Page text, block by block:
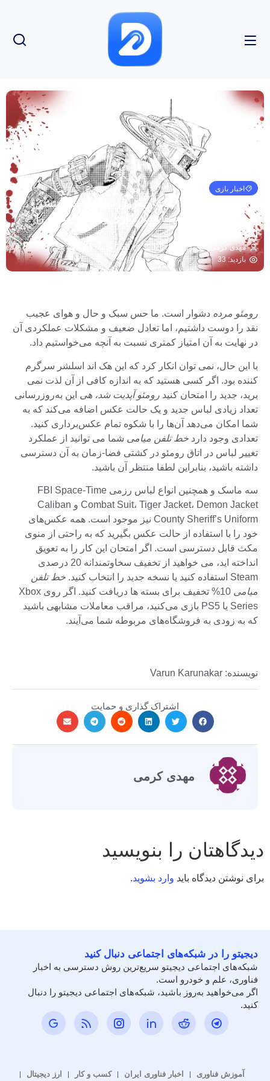
اخبار بازی
«رومئو مرد مرده است» به‌روزرسانی جدید منتشر
می‌کند، گزینه‌های سفارشی‌سازی و حالت عکس را
اضافه می‌کند
مهدی کرمی ژوئن 26, 2026 5:55 ق.ظ
بدون نظر
بازدید: 33
رومئو مرده دشوار است. ما حس سبک و حال و هوای عجیب
نقد را دوست داشتیم، اما تعادل ضعیف و مشکلات عملکردی آن
در نهایت به آن امتیاز کمتری نسبت به آنچه می‌خواستیم داد.
با این حال، نمی توان انکار کرد که این هک اند اسلشر سرگرم
کننده بود. اگر کسی هستید که به اندازه کافی از آن لذت نمی
برید، جدید را امتحان کنید رومئو آپدیت شد، هی این به‌روزرسانی
تعداد زیادی لباس جدید و یک حالت عکس اضافه می‌کند که به
شما امکان می‌دهد آن‌ها را با شکوه تمام عکس‌برداری کنید.
تعدادی وجود دارد خط تلفن میامی شما می توانید از عملکرد
تغییر لباس در اتاق رومئو در کشتی فضا-زمان به آن دسترسی
داشته باشید، بنابراین لطفا منتظر آن باشید.
سه ماسک و همچنین انواع لباس رزمی FBI Space-Time
Combat Suit، Tiger Jacket، Demon Jacket و Caliban
County Sheriff’s Uniform نیز موجود است. همه عکس‌های
خود را با استفاده از حالت عکس بگیرید که به راحتی از منوی
مکث قابل دسترسی است. اگر امتحان این کار را به تعویق
انداخته اید، می خواهید از تخفیف سخاوتمندانه 20 درصدی
Steam استفاده کنید یا نسخه جدید را انتخاب کنید.
خط تلفن
میامی
10% تخفیف برای بسته ها دریافت کنید. اگر روی Xbox
Series یا PS5 بازی می‌کنید، مراقب معاملات مشابهی باشید
که به زودی به فروشگاه‌های مربوطه شما می‌آیند.
نویسنده: Varun Karunakar
اشتراک گذاری و حمایت
مهدی کرمی
دیدگاهتان را بنویسید
برای نوشتن دیدگاه باید وارد بشوید.
دیجیتو را در شبکه‌های اجتماعی دنبال کنید
شبکه‌های اجتماعی دیجیتو سریع‌ترین روش دسترسی به اخبار
فناوری، علم و خودرو است.
اگر می‌خواهید به‌روز باشید، شبکه‌های اجتماعی دیجیتو را دنبال
کنید.
آموزش فناوری اخبار فناوری ایران کسب و کار ارز دیجیتال